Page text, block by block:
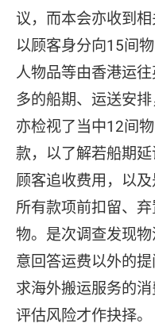
议，而本会亦收到
以顾客身分向15间
人物品等由香港运
多的船期、运送安
亦检视了当中12间
款，以了解若船期
顾客追收费用，以
所有款项前扣留、
物。是次调查发现
意回答运费以外的
求海外搬运服务的
评估风险才作抉择。